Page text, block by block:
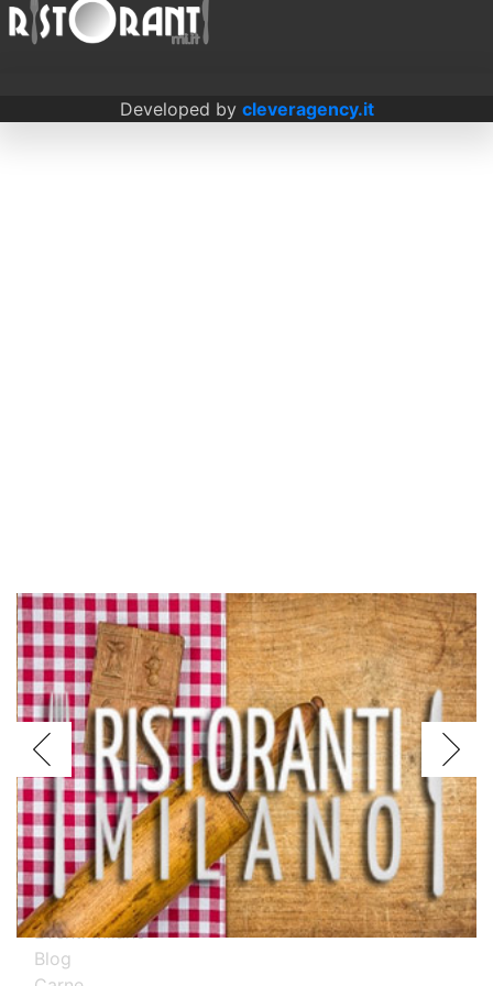
Argentini Brasiliani Cinesi
Giapponesi Spagnoli Thailandesi
Calabresi Campani Emiliani Liguri
Milanesi Piemontesi Pugliesi Romani
Toscani
Prova i nostri migliori ristoranti specializzati
Eventi Milano
Blog
Developed by cleveragency.it